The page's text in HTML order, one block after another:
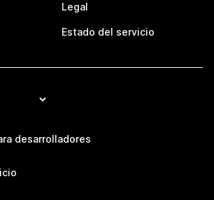
Legal
Estado del servicio
desarrolladores